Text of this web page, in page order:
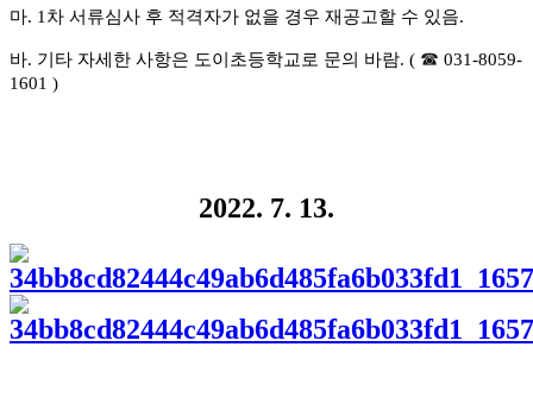
마. 1차 서류심사 후 적격자가 없을 경우 재공고할 수 있음.
바. 기타 자세한 사항은 도이초등학교로 문의 바람. ( ☎ 031-8059-
1601 )
2022. 7. 13.